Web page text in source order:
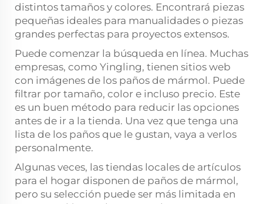
distintos tamaños y colores. Encontrará piezas
pequeñas ideales para manualidades o piezas
grandes perfectas para proyectos extensos.
Puede comenzar la búsqueda en línea. Muchas
empresas, como Yingling, tienen sitios web
con imágenes de los paños de mármol. Puede
filtrar por tamaño, color e incluso precio. Este
es un buen método para reducir las opciones
antes de ir a la tienda. Una vez que tenga una
lista de los paños que le gustan, vaya a verlos
personalmente.
Algunas veces, las tiendas locales de artículos
para el hogar disponen de paños de mármol,
pero su selección puede ser más limitada en